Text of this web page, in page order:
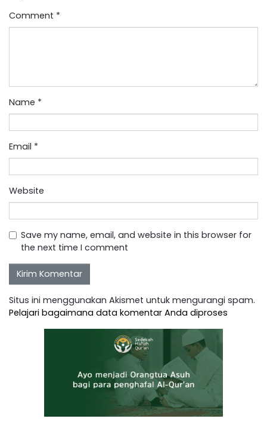
Comment *
Name *
Email *
Website
Save my name, email, and website in this browser for
the next time I comment
Situs ini menggunakan Akismet untuk mengurangi spam.
Pelajari bagaimana data komentar Anda diproses